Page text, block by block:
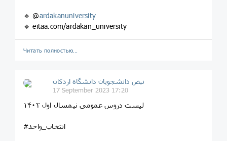
🔹 @ardakanuniversity
🔹 eitaa.com/ardakan_university
Читать полностью…
نبض دانشجویان دانشگاه اردکان
17 September 2023 17:20
لیست دروس عمومی نیمسال اول ۱۴۰۲
#انتخاب_واحد